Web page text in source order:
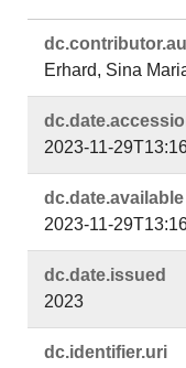
Erhard, Sina
2023-11-
dc.​date.​available
2023-11-
dc.​date.​issued
2023
dc.​identifier.​uri